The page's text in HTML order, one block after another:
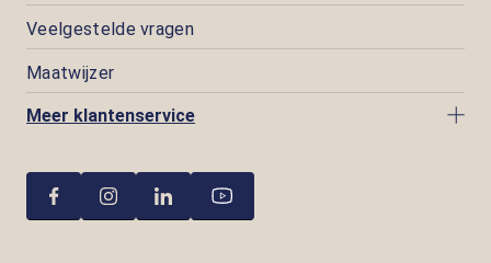
Veelgestelde vragen
Maatwijzer
Meer klantenservice